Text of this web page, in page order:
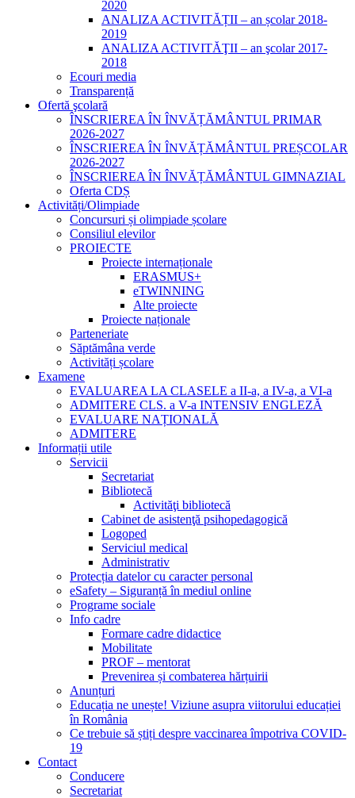
2020
ANALIZA ACTIVITĂȚII – an școlar 2018-
2019
ANALIZA ACTIVITĂŢII – an şcolar 2017-
2018
Ecouri media
Transparență
Ofertă şcolară
ÎNSCRIEREA ÎN ÎNVĂȚĂMÂNTUL PRIMAR
2026-2027
ÎNSCRIEREA ÎN ÎNVĂȚĂMÂNTUL PREȘCOLAR
2026-2027
ÎNSCRIEREA ÎN ÎNVĂȚĂMÂNTUL GIMNAZIAL
Oferta CDȘ
Activități/Olimpiade
Concursuri și olimpiade școlare
Consiliul elevilor
PROIECTE
Proiecte internaționale
ERASMUS+
eTWINNING
Alte proiecte
Proiecte naționale
Parteneriate
Săptămâna verde
Activități școlare
Examene
EVALUAREA LA CLASELE a II-a, a IV-a, a VI-a
ADMITERE CLS. a V-a INTENSIV ENGLEZĂ
EVALUARE NAȚIONALĂ
ADMITERE
Informații utile
Servicii
Secretariat
Bibliotecă
Activităţi bibliotecă
Cabinet de asistenţă psihopedagogică
Logoped
Serviciul medical
Administrativ
Protecția datelor cu caracter personal
eSafety – Siguranță în mediul online
Programe sociale
Info cadre
Formare cadre didactice
Mobilitate
PROF – mentorat
Prevenirea și combaterea hărțuirii
Anunțuri
Educația ne unește! Viziune asupra viitorului educației
în România
Ce trebuie să știți despre vaccinarea împotriva COVID-
19
Contact
Conducere
Secretariat